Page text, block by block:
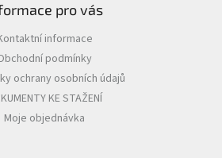
pro vás
informace
podmínky
ochrany osobních údajů
KE STAŽENÍ
Moje objednávka